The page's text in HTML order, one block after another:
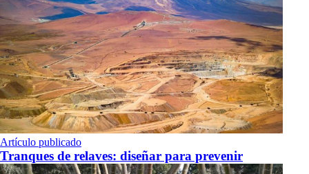
Artículo publicado
Tranques de relaves: diseñar para prevenir